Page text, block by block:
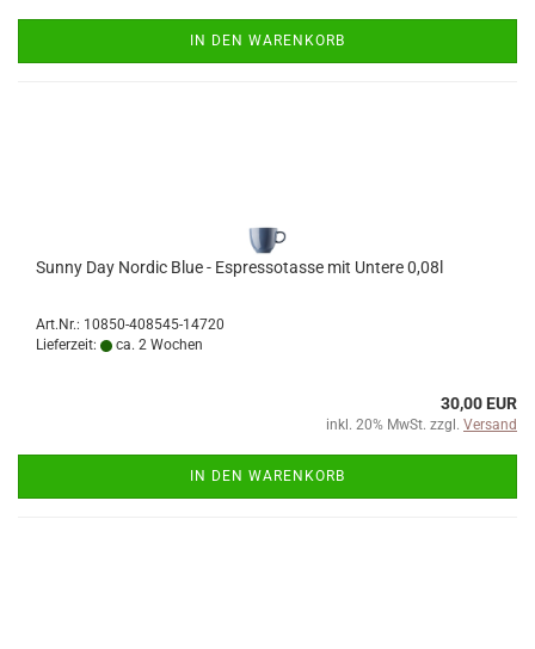
IN DEN WARENKORB
Sunny Day Nordic Blue - Espressotasse mit Untere 0,08l
Art.Nr.: 10850-408545-14720
Lieferzeit:
ca. 2 Wochen
30,00 EUR
inkl. 20% MwSt. zzgl. Versand
IN DEN WARENKORB